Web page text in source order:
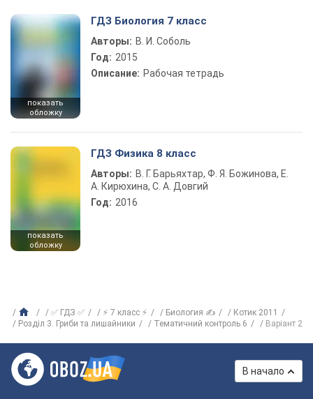
показать
обложку
ГДЗ Биология 7 класс
Авторы: В. И. Соболь
Год: 2015
Описание: Рабочая тетрадь
показать
обложку
ГДЗ Физика 8 класс
Авторы: В. Г. Барьяхтар, Ф. Я. Божинова, Е.
А. Кирюхина, С. А. Довгий
Год: 2016
✅ ГДЗ ✅ ⚡ 7 класс ⚡ Биология ✍
Котик 2011
Розділ 3. Гриби та лишайники
Тематичний контроль 6 Варіант 2
В начало